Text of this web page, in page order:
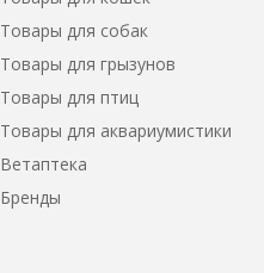
Товары для собак
Товары для грызунов
Товары для птиц
Товары для аквариумистики
Ветаптека
Бренды